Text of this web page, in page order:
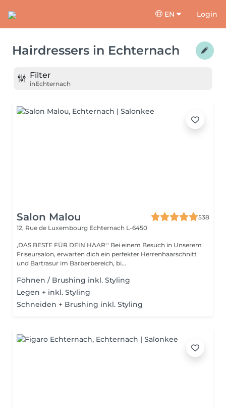
EN Login
Hairdressers in Echternach
Filter
inEchternach
Salon Malou
538
12, Rue de Luxembourg Echternach L-6450
,DAS BESTE FÜR DEIN HAAR'' Bei einem Besuch in Unserem
Friseursalon, erwarten dich ein perfekter Herrenhaarschnitt
und Bartrasur im Barberbereich, bi...
Föhnen / Brushing inkl. Styling
Legen + inkl. Styling
Schneiden + Brushing inkl. Styling